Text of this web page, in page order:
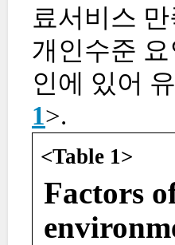
료서비스
개인수준
인에 있어
1>.
<Table 1>
Factors